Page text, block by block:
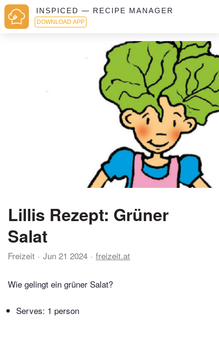
INSPICED — RECIPE MANAGER
DOWNLOAD APP
Lillis Rezept: Grüner
Salat
Freizeit Jun 21 2024 freizeit.at
Wie gelingt ein grüner Salat?
Serves: 1 person